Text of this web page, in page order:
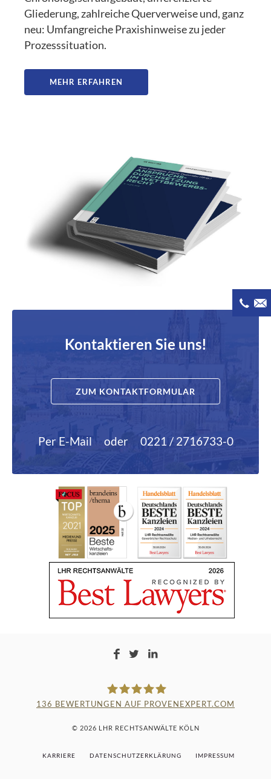
Gliederung, zahlreiche Querverweise und, ganz
neu: Umfangreiche Praxishinweise zu jeder
Prozesssituation.
MEHR ERFAHREN
Kontaktieren Sie uns!
ZUM KONTAKTFORMULAR
Per E-Mail oder 0221 / 2716733-0
LAMPMANN, HABERKAMM &
ROSENBAUM
136 BEWERTUNGEN AUF PROVENEXPERT.COM
© 2026 LHR RECHTSANWÄLTE KÖLN
KARRIERE DATENSCHUTZERKLÄRUNG IMPRESSUM